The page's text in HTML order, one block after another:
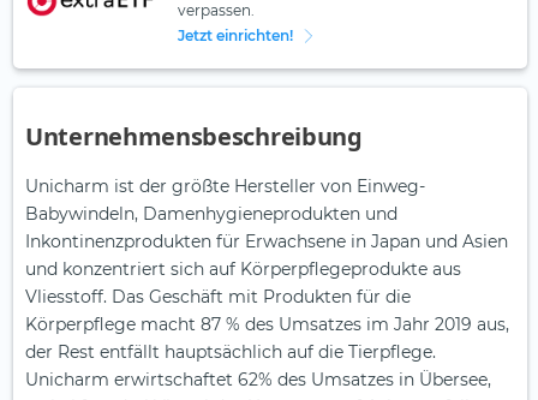
verpassen.
Jetzt einrichten!
Unternehmensbeschreibung
Unicharm ist der größte Hersteller von Einweg-
Babywindeln, Damenhygieneprodukten und
Inkontinenzprodukten für Erwachsene in Japan und Asien
und konzentriert sich auf Körperpflegeprodukte aus
Vliesstoff. Das Geschäft mit Produkten für die
Körperpflege macht 87 % des Umsatzes im Jahr 2019 aus,
der Rest entfällt hauptsächlich auf die Tierpflege.
Unicharm erwirtschaftet 62% des Umsatzes in Übersee,